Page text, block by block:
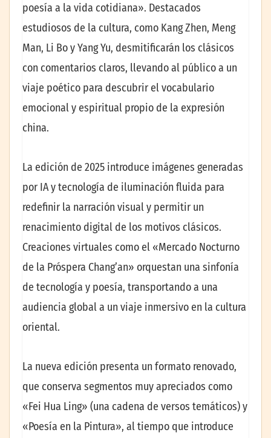
poesía a la vida cotidiana». Destacados
estudiosos de la cultura, como Kang Zhen, Meng
Man, Li Bo y Yang Yu, desmitificarán los clásicos
con comentarios claros, llevando al público a un
viaje poético para descubrir el vocabulario
emocional y espiritual propio de la expresión
china.
La edición de 2025 introduce imágenes generadas
por IA y tecnología de iluminación fluida para
redefinir la narración visual y permitir un
renacimiento digital de los motivos clásicos.
Creaciones virtuales como el «Mercado Nocturno
de la Próspera Chang’an» orquestan una sinfonía
de tecnología y poesía, transportando a una
audiencia global a un viaje inmersivo en la cultura
oriental.
La nueva edición presenta un formato renovado,
que conserva segmentos muy apreciados como
«Fei Hua Ling» (una cadena de versos temáticos) y
«Poesía en la Pintura», al tiempo que introduce